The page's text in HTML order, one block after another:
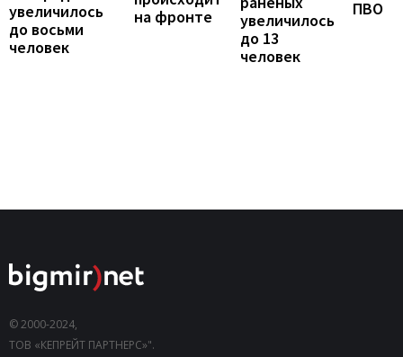
увеличилось
до восьми
человек
на фронте
увеличилось
до 13
человек
ПВО
© 2000-2024,
ТОВ «КЕПРЕЙТ ПАРТНЕРС»".